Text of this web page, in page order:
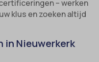
certificeringen – werken
klus en zoeken altijd
in Nieuwerkerk